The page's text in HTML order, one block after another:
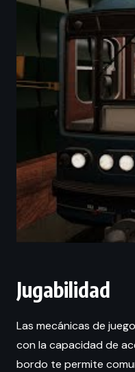
Jugabilidad
Las mecánicas de
con la capacidad de
bordo te permite